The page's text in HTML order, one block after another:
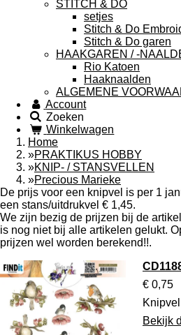
STITCH & DO
setjes
Stitch & Do
Stitch & Do garen
HAAKGAREN / -
Rio Katoen
Haaknaalden
ALGEMENE
Account
Zoeken
Winkelwagen
Home
»PRAKTIKUS HOBBY
»KNIP- / STANSVELLEN
»Precious Marieke
De prijs voor een knipvel is per 1
een stans/uitdrukvel € 1,45.
We zijn bezig de prijzen bij de
is nog niet bij alle artikelen gelukt.
prijzen wel worden berekend!!.
€ 0,75
Bekijk